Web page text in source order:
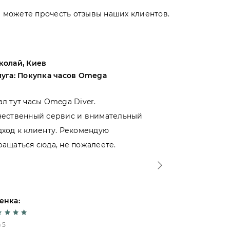
можете прочесть отзывы наших клиентов.
Киев
Покупка часов Omega
тут часы Omega Diver.
сервис и внимательный
к клиенту. Рекомендую
сюда, не пожалеете.
5